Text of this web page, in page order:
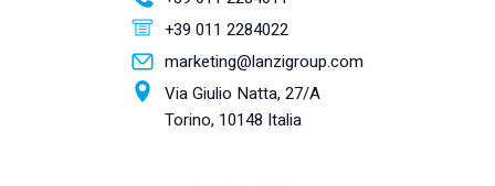
+39 011 2284022
marketing@lanzigroup.com
Via Giulio Natta, 27/A
Torino, 10148 Italia